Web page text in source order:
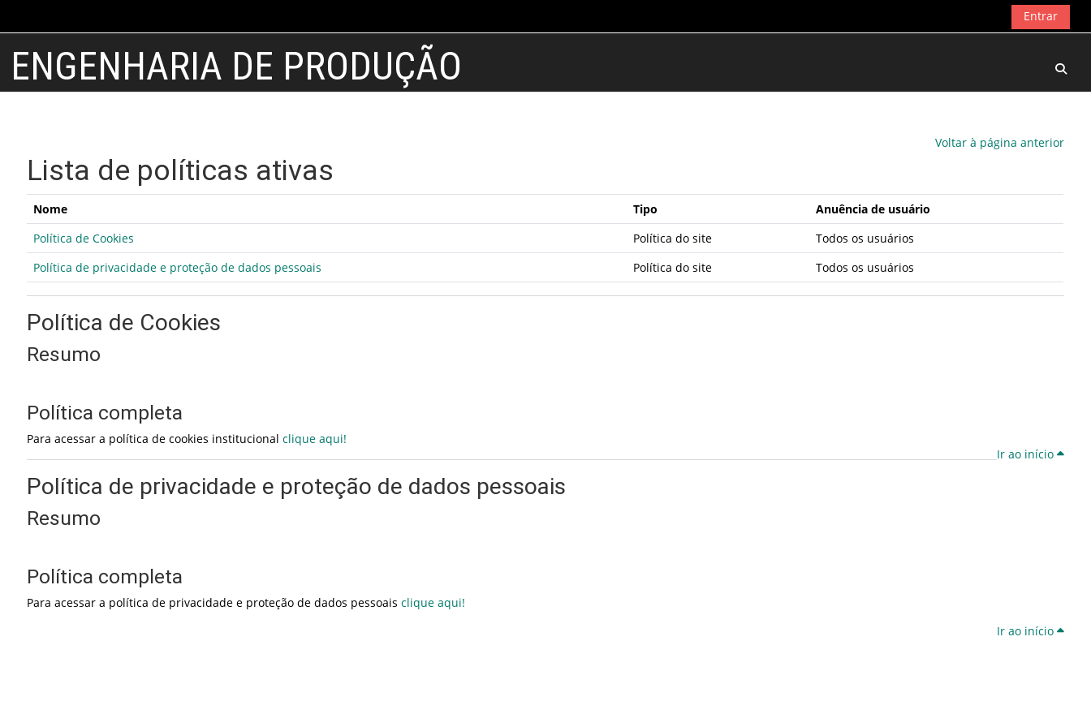
Entrar
ENGENHARIA DE PRODUÇÃO
Voltar à página anterior
Lista de políticas ativas
Nome Tipo
Anuência de usuário
Política de Cookies
Política do site
Todos os usuários
Política de privacidade e proteção de dados pessoais
Política do site Todos os usuários
Política de Cookies
Resumo
Política completa
Para acessar a política de cookies institucionalclique aqui!
Ir ao início
Política de privacidade e proteção de dados pessoais
Resumo
Política completa
Para acessar a política de privacidade e proteção de dados pessoaisclique aqui!
Ir ao início